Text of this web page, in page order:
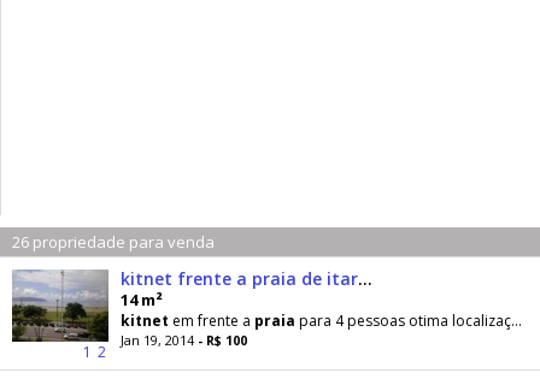
26 propriedade para venda
1 2
kitnet frente a praia de itarare
14 m²
kitnet em frente a praia para 4 pessoas otima localizaçao. 100,00 diaria final
Jan 19, 2014 - R$ 100